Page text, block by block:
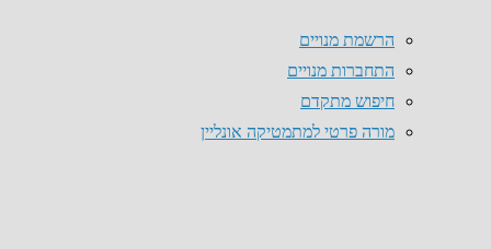
הרשמת מנויים
התחברות מנויים
חיפוש מתקדם
מורה פרטי למתמטיקה אונליין